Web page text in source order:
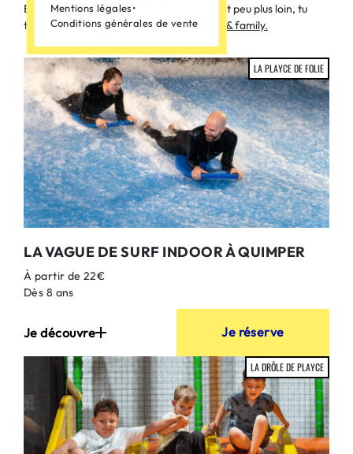
Mentions légales•
Conditions générales de vente
Et pourquoi pas tout à la fois ! Un tout petit peu plus loin, tu
trouveras la Drôle de Playce, lazone kids & family.
LA PLAYCE DE FOLIE
LA VAGUE DE SURF INDOOR À QUIMPER
À partir de 22€
Dès 8 ans
Je découvre Je réserve
LA DRÔLE DE PLAYCE